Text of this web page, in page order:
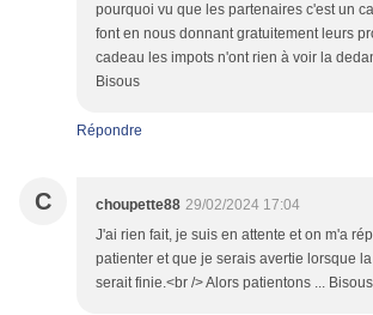
pourquoi vu que les partenaires c'est un
font en nous donnant gratuitement leurs
cadeau les impots n'ont rien à voir la
Bisous
Répondre
C choupette88 29/02/2024 17:04
J'ai rien fait, je suis en attente et on m'a
patienter et que je serais avertie lorsque
serait finie.<br /> Alors patientons ... Bisous